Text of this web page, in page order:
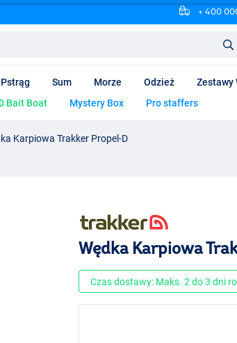
+ 400
Pstrąg Sum Morze Odzież Zestawy
Bait Boat Mystery Box Pro staffers
Karpiowa Trakker Propel-D
Wędka Karpiowa
Czas dostawy: Maks. 2 do 3 dni